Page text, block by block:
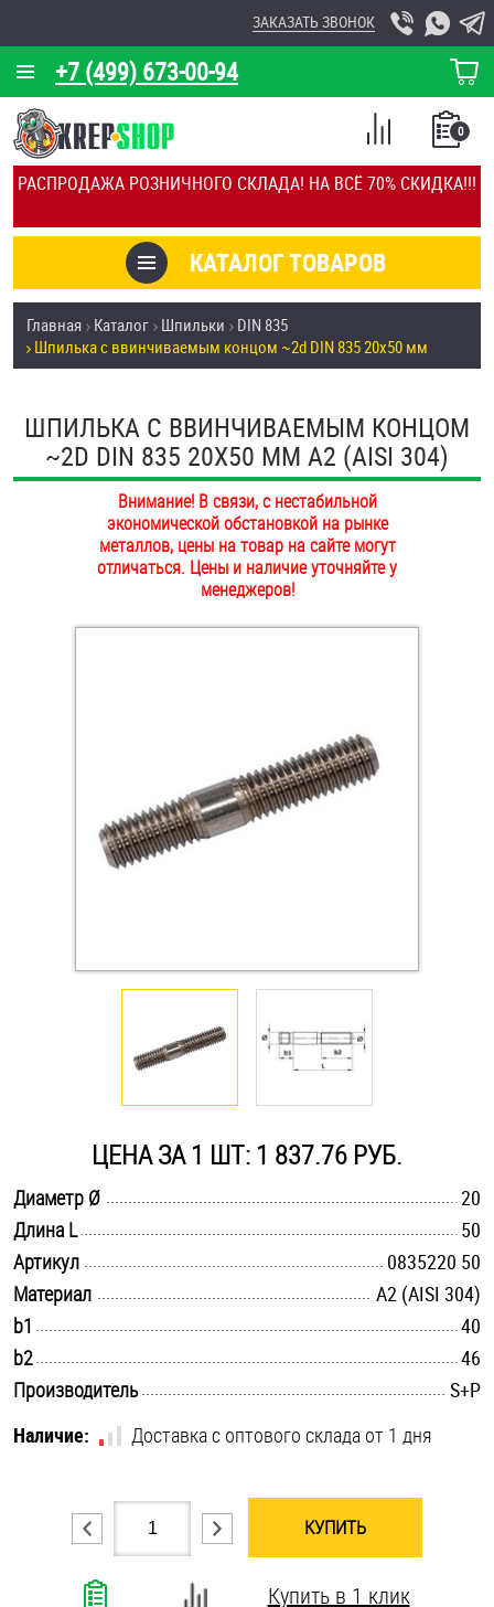
РАСПРОДАЖА РОЗНИЧНОГО СКЛАДА! НА ВСЁ 70% СКИДКА!!!
+7 (499) 673-00-94
ЗАКАЗАТЬ ЗВОНОК
КОРЗИНА
О КОМПАНИИ
КАЛЬКУЛЯТОР
ОТЗЫВЫ
УСЛУГИ
СКИДКИ
ОПТ
ПОКУПАТЕЛЯМ
ОПЛАТА И ДОСТАВКА
НАШИ МАГАЗИНЫ
КАТАЛОГ ТОВАРОВ
0
СПИСОК
СРАВНЕНИЕ
Товары со скидкой
Анкеры
Антивандальный крепёж, инструмент
Болты и винты
Втулки
Заклепки (Гайки-Заклепки)
Инструмент
Крюки, кольца с шурупной резьбой
Оснастка и аксессуары для яхт
Саморезы и шурупы
Стопорные кольца
Такелаж
Хомуты
Шплинты
Штифты и пальцы
Главная Каталог Шпильки
DIN 835
Шпилька c ввинчиваемым концом ~2d DIN 835 20х50 мм
ШПИЛЬКА C ВВИНЧИВАЕМЫМ КОНЦОМ
~2D DIN 835 20Х50 ММ А2 (AISI 304)
Внимание! В связи, с нестабильной
экономической обстановкой на рынке
металлов, цены на товар на сайте могут
отличаться. Цены и наличие уточняйте у
менеджеров!
ЦЕНА ЗА 1 ШТ: 1 837.76 РУБ.
Диаметр Ø
20
Длина L
50
Артикул
0835220 50
Материал
А2 (AISI 304)
b1
40
b2
46
Производитель
S+P
Наличие:
Доставка с оптового склада от 1 дня
КУПИТЬ
Купить в 1 клик